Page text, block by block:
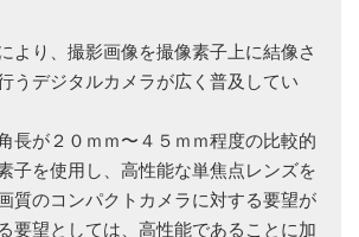
より、撮影画像を撮像素子上に結像さ
うデジタルカメラが広く普及してい
長が２０ｍｍ〜４５ｍｍ程度の比較的
子を使用し、高性能な単焦点レンズを
質のコンパクトカメラに対する要望が
要望としては、高性能であることに加